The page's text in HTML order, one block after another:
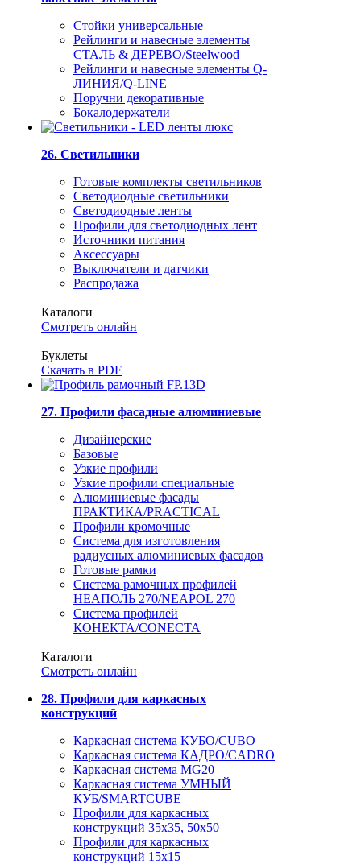
Стойки универсальные
Рейлинги и навесные элементы
СТАЛЬ & ДЕРЕВО/Steelwood
Рейлинги и навесные элементы Q-
ЛИНИЯ/Q-LINE
Поручни декоративные
Бокалодержатели
26. Светильники
Готовые комплекты светильников
Светодиодные светильники
Светодиодные ленты
Профили для светодиодных лент
Источники питания
Аксессуары
Выключатели и датчики
Распродажа
Каталоги
Смотреть онлайн
Буклеты
Скачать в PDF
27. Профили фасадные алюминиевые
Дизайнерские
Базовые
Узкие профили
Узкие профили специальные
Алюминиевые фасады
ПРАКТИКА/PRACTICAL
Профили кромочные
Система для изготовления
радиусных алюминиевых фасадов
Готовые рамки
Система рамочных профилей
НЕАПОЛЬ 270/NEAPOL 270
Система профилей
КОНЕКТА/CONECTA
Каталоги
Смотреть онлайн
28. Профили для каркасных
конструкций
Каркасная система КУБО/CUBO
Каркасная система КАДРО/CADRO
Каркасная система MG20
Каркасная система УМНЫЙ
КУБ/SMARTCUBE
Профили для каркасных
конструкций 35x35, 50x50
Профили для каркасных
конструкций 15х15